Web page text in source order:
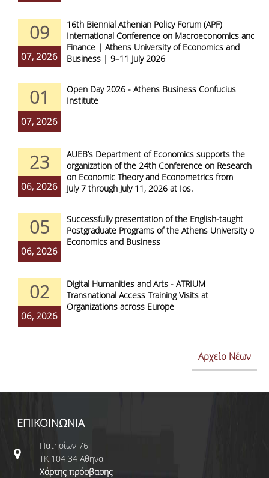
09
07, 2026
16th Biennial Athenian Policy Forum (APF)
International Conference on Macroeconomics and
Finance | Athens University of Economics and
Business | 9–11 July 2026
01
07, 2026
Open Day 2026 - Athens Business Confucius
Institute
23
06, 2026
AUEB’s Department of Economics supports the
organization of the 24th Conference on Research
on Economic Theory and Econometrics from
July 7 through July 11, 2026 at Ios.
05
06, 2026
Successfully presentation of the English-taught
Postgraduate Programs of the Athens University of
Economics and Business
02
06, 2026
Digital Humanities and Arts - ATRIUM
Transnational Access Training Visits at
Organizations across Europe
Αρχείο Νέων
ΕΠΙΚΟΙΝΩΝΙΑ
Πατησίων 76
ΤΚ 104 34 Αθήνα
Χάρτης πρόσβασης